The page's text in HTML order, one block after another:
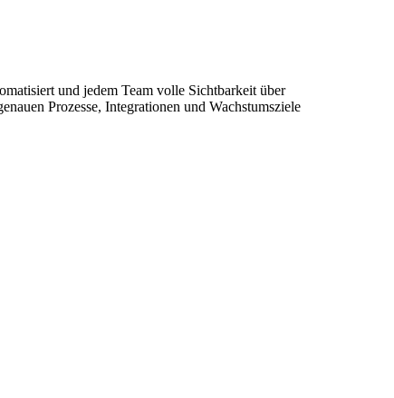
und jedem Team volle Sichtbarkeit über
Prozesse, Integrationen und Wachstumsziele